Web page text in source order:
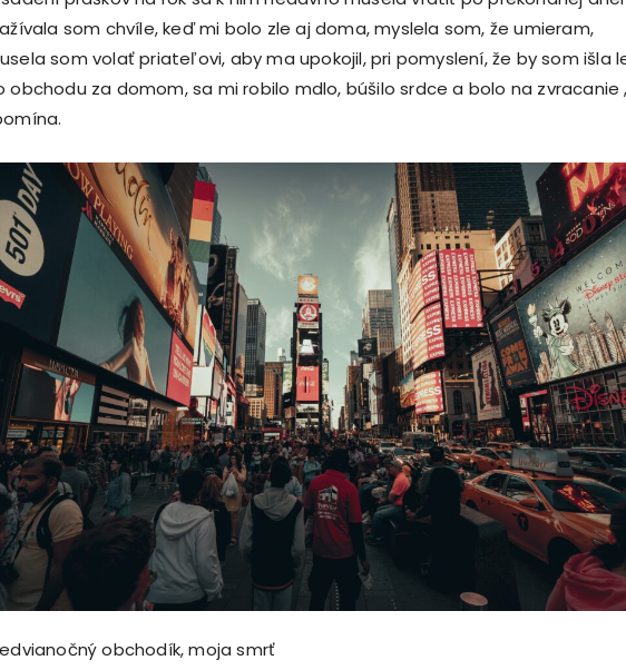
som chvíle, keď mi bolo zle aj doma, myslela som, že umieram,
som volať priateľovi, aby ma upokojil, pri pomyslení, že by som išla
obchodu za domom, sa mi robilo mdlo, búšilo srdce a bolo na zvracanie
obchodík, moja smrť